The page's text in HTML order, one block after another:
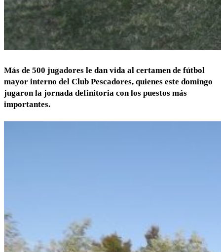
Más de 500 jugadores le dan vida al certamen de fútbol
mayor interno del Club Pescadores, quienes este domingo
jugaron la jornada definitoria con los puestos más
importantes.